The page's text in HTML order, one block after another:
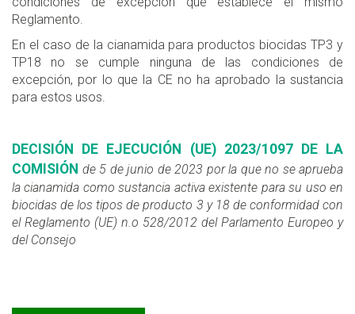
Reglamento.
En el caso de la cianamida para productos biocidas TP3 y
TP18 no se cumple ninguna de las condiciones de
excepción, por lo que la CE no ha aprobado la sustancia
para estos usos.
DECISIÓN DE EJECUCIÓN (UE) 2023/1097 DE LA
COMISIÓN de 5 de junio de 2023 por la que no se aprueba
la cianamida como sustancia activa existente para su uso en
biocidas de los tipos de producto 3 y 18 de conformidad con
el Reglamento (UE) n.o 528/2012 del Parlamento Europeo y
del Consejo